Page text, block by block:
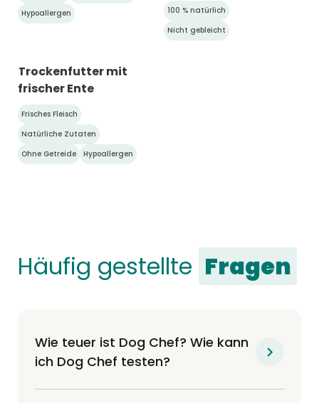
Hypoallergen
100 % natürlich
Nicht gebleicht
Trockenfutter mit
frischer Ente
Frisches Fleisch
Natürliche Zutaten
Ohne Getreide
Hypoallergen
Häufig gestellte Fragen
Wie teuer ist Dog Chef? Wie kann
ich Dog Chef testen?